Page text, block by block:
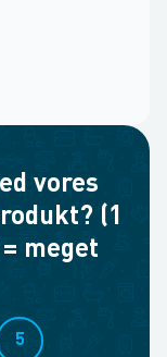
vores
(1
meget
5